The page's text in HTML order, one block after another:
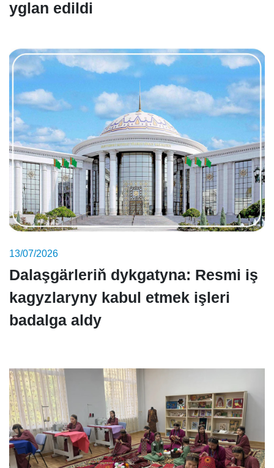
yglan edildi
13/07/2026
Dalaşgärleriň dykgatyna: Resmi iş
kagyzlaryny kabul etmek işleri
badalga aldy